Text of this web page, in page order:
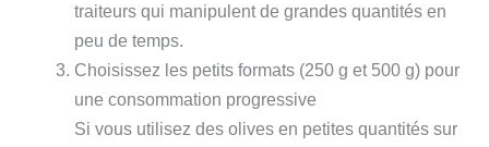
traiteurs qui manipulent de grandes quantités en
peu de temps.
Choisissez les petits formats (250 g et 500 g) pour
une consommation progressive
Si vous utilisez des olives en petites quantités sur